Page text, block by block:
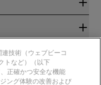
技術（ウェブビーコ
トなど）（以下
正確かつ安全な機能
ング体験の改善および